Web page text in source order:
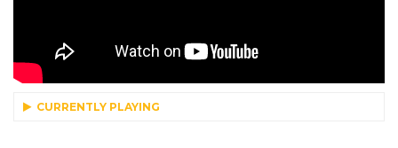
CURRENTLY PLAYING